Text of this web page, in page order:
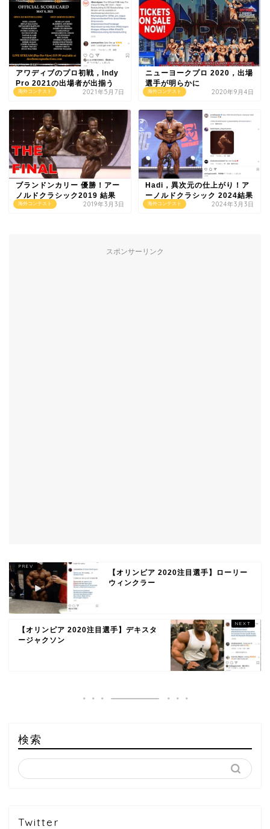
海外コンテスト
アワディブのプロ初戦，Indy
Pro 2021の出場者が出揃う
2021年5月7日 海外コンテスト
ニューヨークプロ 2020，出場
選手が明らかに
2020年9月4日
海外コンテスト
ブランドンカリー 優勝！アー
ノルドクラシック2019 結果
2019年3月3日 海外コンテスト
Hadi，異次元の仕上がり！ア
ーノルドクラシック 2024結果
2024年3月3日
スポンサーリンク
【オリンピア 2020注目選手】ローリー
ウィンクラー
【オリンピア 2020注目選手】デキスタ
ージャクソン
検索
Twitter